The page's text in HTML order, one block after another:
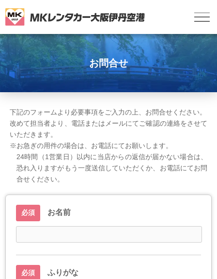
お問合せ
下記のフォームより必要事項をご入力の上、お問合せください。
改めて担当者より、電話またはメールにてご確認の連絡をさせて
いただきます。
※お急ぎの用件の場合は、お電話にてお願いします。
24時間（1営業日）以内に当店からの返信が届かない場合は、
恐れ入りますがもう一度送信していただくか、お電話にてお問
合せください。
必須 お名前
必須 ふりがな